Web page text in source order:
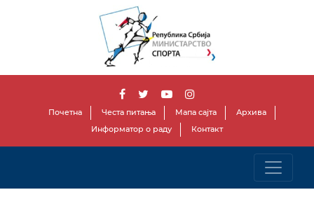
Почетна Честа питања Мапа сајта
Архива
Информатор о раду
Контакт